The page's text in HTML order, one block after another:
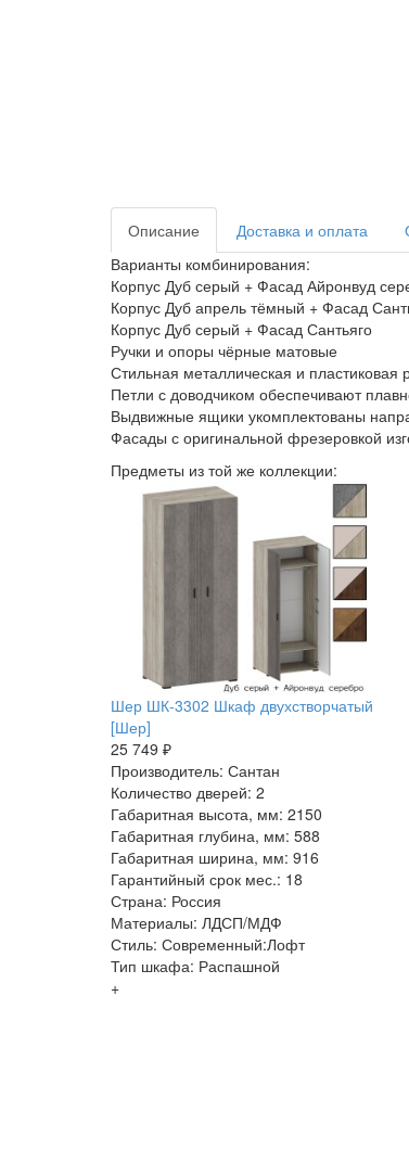
Описание Доставка и оплата
Варианты комбинирования:
Корпус Дуб серый + Фасад Айронвуд
Корпус Дуб апрель тёмный + Фасад
Корпус Дуб серый + Фасад Сантьяго
Ручки и опоры чёрные матовые
Стильная металлическая и пластиковая
Петли с доводчиком обеспечивают
Выдвижные ящики укомплектованы
Фасады с оригинальной фрезеровкой
Предметы из той же коллекции:
Шер ШК-3302 Шкаф двухстворчатый
[Шер]
25 749 ₽
Производитель: Сантан
Количество дверей: 2
Габаритная высота, мм: 2150
Габаритная глубина, мм: 588
Габаритная ширина, мм: 916
Гарантийный срок мес.: 18
Страна: Россия
Материалы: ЛДСП/МДФ
Стиль: Современный:Лофт
Тип шкафа: Распашной
+